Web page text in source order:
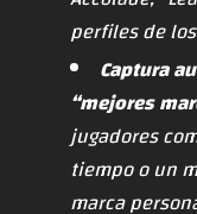
perfiles de
Captura
“mejores
jugadores
tiempo o un
marca